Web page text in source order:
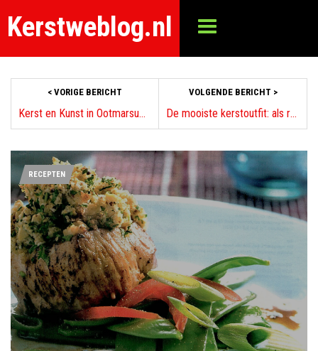
Kerstweblog.nl
< VORIGE BERICHT
Kerst en Kunst in Ootmarsum Dinkelland
VOLGENDE BERICHT >
De mooiste kerstoutfit: als rendier of kerstvrouw
RECEPTEN